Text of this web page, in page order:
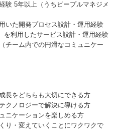
験 5年以上（うちピープルマネジメ
いた開発プロセス設計・運用経験
を利用したサービス設計・運用経験
チーム内での円滑なコミュニケー
長をどちらも大切にできる方
クノロジーで解決に導ける方
ニケーションを楽しめる方
り・変えていくことにワクワクで